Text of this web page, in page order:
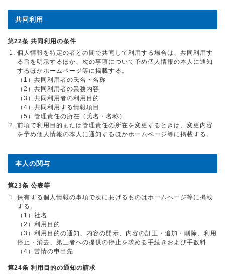
共同利用
第22条 共同利用の条件
個人情報を特定の者との間で共同して利用する場合は、共同利用す
る旨を明示するほか、次の事項について予め個人情報の本人に通知
するほかホームページ等に掲載する。
（1）共同利用者の氏名・名称
（2）共同利用者の業務内容
（3）共同利用者の利用目的
（4）共同利用する情報項目
（5）管理責任の所在（氏名・名称）
前項で利用目的または管理責任の所在を変更するときは、変更内容
を予め個人情報の本人に通知するほかホームページ等に掲載する。
本人の関与
第23条 公表等
保有する個人情報の事項で次にあげるものはホームページ等に掲載
する。
（1）社名
（2）利用目的
（3）利用目的の通知、内容の開示、内容の訂正・追加・削除、利用
停止・消去、第三者への提供の停止を求める手続きおよび手数料
（4）苦情の申出先
第24条 利用目的の通知の請求